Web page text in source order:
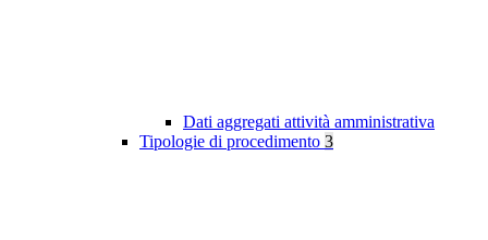
Dati aggregati attività amministrativa
Tipologie di procedimento 3